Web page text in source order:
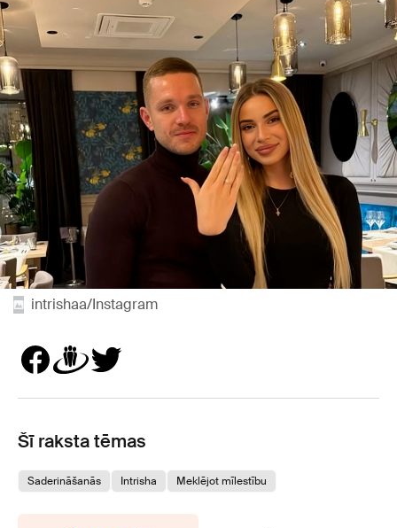
intrishaa/Instagram
Šī raksta tēmas
Saderināšanās Intrisha Meklējot mīlestību